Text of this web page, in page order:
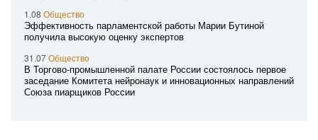
1.08 Общество
Эффективность парламентской работы Марии Бутиной
получила высокую оценку экспертов
31.07Общество
В Торгово-промышленной палате России состоялось первое
заседание Комитета нейронаук и инновационных направлений
Союза пиарщиков России